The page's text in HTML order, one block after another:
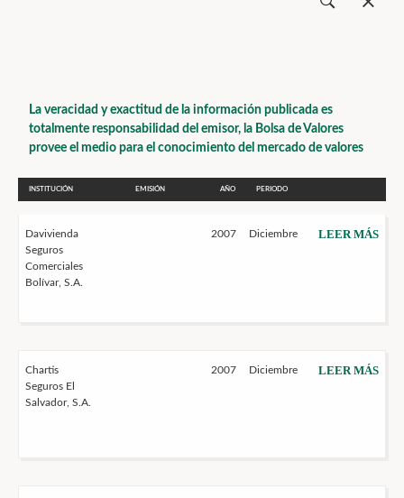
La veracidad y exactitud de la información publicada es
totalmente responsabilidad del emisor, la Bolsa de Valores
provee el medio para el conocimiento del mercado de valores
INSTITUCIÓN EMISIÓN AÑO PERIODO
Davivienda
Seguros
Comerciales
Bolívar, S.A.
2007 Diciembre LEER MÁS
Chartis
Seguros El
Salvador, S.A.
2007 Diciembre LEER MÁS